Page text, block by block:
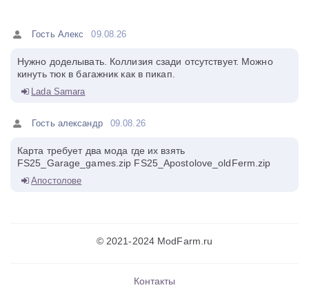
Гость Алекс 09.08.26
Нужно доделывать. Коллизия сзади отсутствует. Можно
кинуть тюк в багажник как в пикап.
Lada Samara
Гость александр 09.08.26
Карта требует два мода где их взять
FS25_Garage_games.zip FS25_Apostolove_oldFerm.zip
Апостолове
© 2021-2024 ModFarm.ru
Контакты